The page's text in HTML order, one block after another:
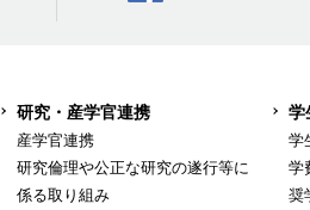
研究・産学官連携
産学官連携
研究倫理や公正な研究の遂行等に
係る取り組み
学
学
学
奨